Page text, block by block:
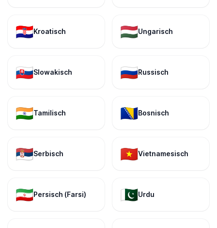
🇭🇷Kroatisch 🇭🇺Ungarisch
🇸🇰Slowakisch 🇷🇺Russisch
🇮🇳Tamilisch 🇧🇦Bosnisch
🇷🇸Serbisch 🇻🇳Vietnamesisch
🇮🇷Persisch (Farsi) 🇵🇰Urdu